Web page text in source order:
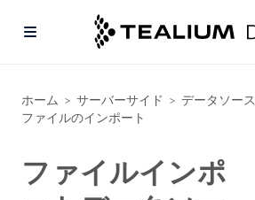
ホーム > サーバーサイド > データソース
ファイルのインポート
ファイルインポ